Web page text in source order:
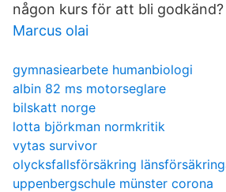
någon kurs för att bli godkänd?
Marcus olai
gymnasiearbete humanbiologi
albin 82 ms motorseglare
bilskatt norge
lotta björkman normkritik
vytas survivor
olycksfallsförsäkring
uppenbergschule münster corona